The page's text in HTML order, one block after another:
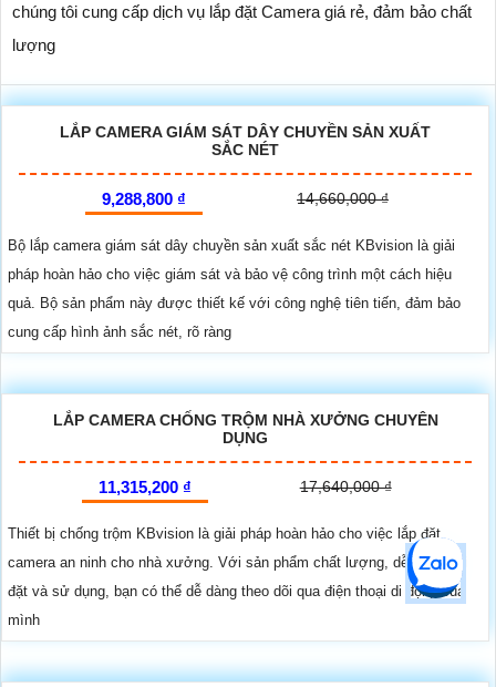
chúng tôi cung cấp dịch vụ lắp đặt Camera giá rẻ, đảm bảo chất
lượng
LẮP CAMERA GIÁM SÁT DÂY CHUYỀN SẢN XUẤT
SẮC NÉT
9,288,800 ₫ 14,660,000 ₫
Bộ lắp camera giám sát dây chuyền sản xuất sắc nét KBvision là giải
pháp hoàn hảo cho việc giám sát và bảo vệ công trình một cách hiệu
quả. Bộ sản phẩm này được thiết kế với công nghệ tiên tiến, đảm bảo
cung cấp hình ảnh sắc nét, rõ ràng
LẮP CAMERA CHỐNG TRỘM NHÀ XƯỞNG CHUYÊN
DỤNG
11,315,200 ₫ 17,640,000 ₫
Thiết bị chống trộm KBvision là giải pháp hoàn hảo cho việc lắp đặt
camera an ninh cho nhà xưởng. Với sản phẩm chất lượng, dễ dàng cài
đặt và sử dụng, bạn có thể dễ dàng theo dõi qua điện thoại di động của
mình